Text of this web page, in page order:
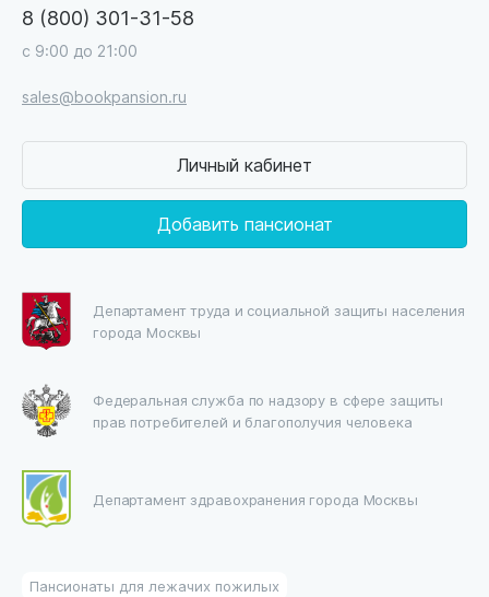
8 (800) 301-31-58
с 9:00 до 21:00
sales@bookpansion.ru
Личный кабинет
Добавить пансионат
Департамент труда и социальной защиты населения
города Москвы
Федеральная служба по надзору в сфере защиты
прав потребителей и благополучия человека
Департамент здравохранения города Москвы
Пансионаты для лежачих пожилых